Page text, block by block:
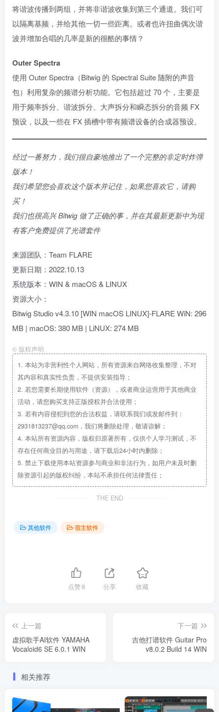
将谐波传播到两组，并将非谐波收集到第三个通道。我们可
以隔离基频，并给其他一切一些距离。或者也许扭曲偶次谐
波并增加合唱的几率是新的很酷的事情？
Outer Spectra
使用 Outer Spectra（Bitwig 的 Spectral Suite 随附的声音
包）利用复杂的频谱分析功能。它包括超过 70 个，主要是
用于频率拆分、谐波拆分、大声拆分和瞬态拆分的音频 FX
预设，以及一些在 FX 插槽中带有频谱设备的合成器预设。
经过一番努力，我们很自豪地推出了一个完整的非定时炸弹
版本！
我们希望您会喜欢这个版本并记住，如果您喜欢它，请购
买！
我们也很高兴 Bitwig 做了正确的事，并在其最新更新中为现
有客户免费提供了光谱套件
来源团队：Team FLARE
更新日期：2022.10.13
系统版本：WIN & macOS & LINUX
资源大小：
Bitwig Studio v4.3.10 [WIN macOS LINUX]-FLARE WiN: 296
MB | macOS: 380 MB | LiNUX: 274 MB
© 版权声明
1. 本站为非营利性个人网站，所有资源来自网络收集整理，不对
其内容和真实性负责，不提供安装指导；
2. 若您需要长期使用软件（资源），或者商业运营用于其他商业
活动，请您购买支持正版授权并合法使用；
3. 若有内容侵犯到您的合法权益，请联系我们或发邮件到：
2931813237@qq.com，我们将删除处理，敬请谅解；
4. 本站所有资源内容，版权归原著所有，仅供个人学习测试，不
存在任何商业目的与用途，请下载后24小时内删除；
5. 禁止下载使用本站资源参与商业和非法行为，如用户未及时删
除资源引起的版权纠纷，本站不承担任何法律责任；
THE END
其他软件 宿主软件
点赞8 分享 收藏
上一篇
虚拟歌手AI软件 YAMAHA
Vocaloid6 SE 6.0.1 WIN
下一篇
吉他打谱软件 Guitar Pro
v8.0.2 Build 14 WIN
相关推荐